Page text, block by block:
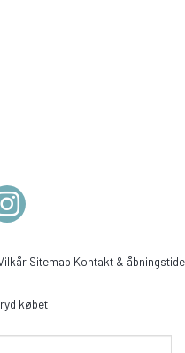
Sitemap Kontakt &
købet